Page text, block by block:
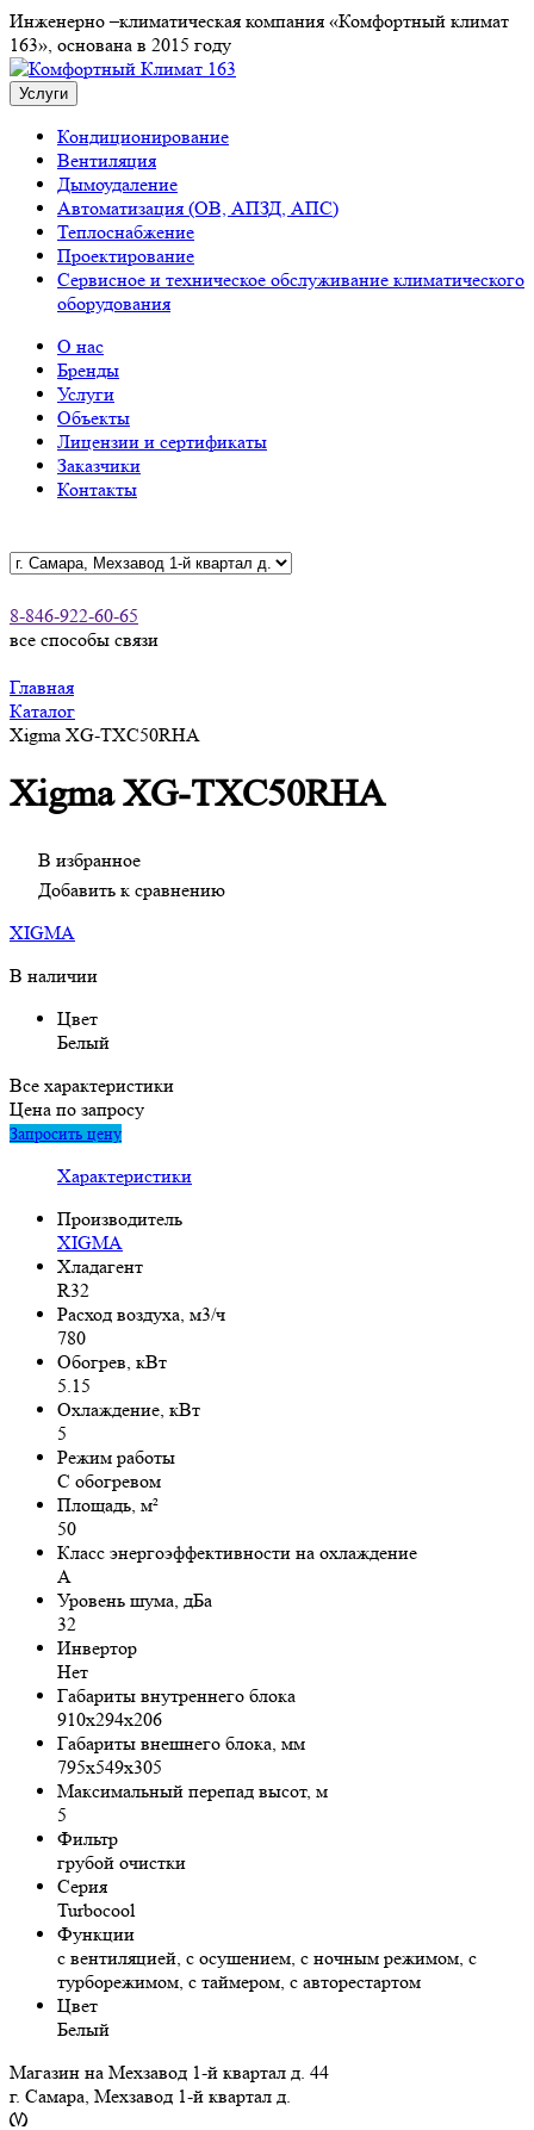
Инженерно –климатическая компания «Комфортный климат
163», основана в 2015 году
Услуги
Кондиционирование
Вентиляция
Дымоудаление
Автоматизация (ОВ, АПЗД, АПС)
Теплоснабжение
Проектирование
Сервисное и техническое обслуживание климатического
оборудования
О нас
Бренды
Услуги
Объекты
Лицензии и сертификаты
Заказчики
Контакты
8-846-922-60-65
все способы связи
Главная
Каталог
Xigma XG-TXC50RHA
Xigma XG-TXC50RHA
В избранное
Добавить к сравнению
XIGMA
В наличии
Цвет
Белый
Все характеристики
Цена по запросу
Запросить цену
Характеристики
Производитель
XIGMA
Хладагент
R32
Расход воздуха, м3/ч
780
Обогрев, кВт
5.15
Охлаждение, кВт
5
Режим работы
С обогревом
Площадь, м²
50
Класс энергоэффективности на охлаждение
A
Уровень шума, дБа
32
Инвертор
Нет
Габариты внутреннего блока
910х294х206
Габариты внешнего блока, мм
795х549х305
Максимальный перепад высот, м
5
Фильтр
грубой очистки
Серия
Turbocool
Функции
с вентиляцией, с осушением, с ночным режимом, с
турборежимом, с таймером, с авторестартом
Цвет
Белый
Магазин на Мехзавод 1-й квартал д. 44
г. Самара, Мехзавод 1-й квартал д.